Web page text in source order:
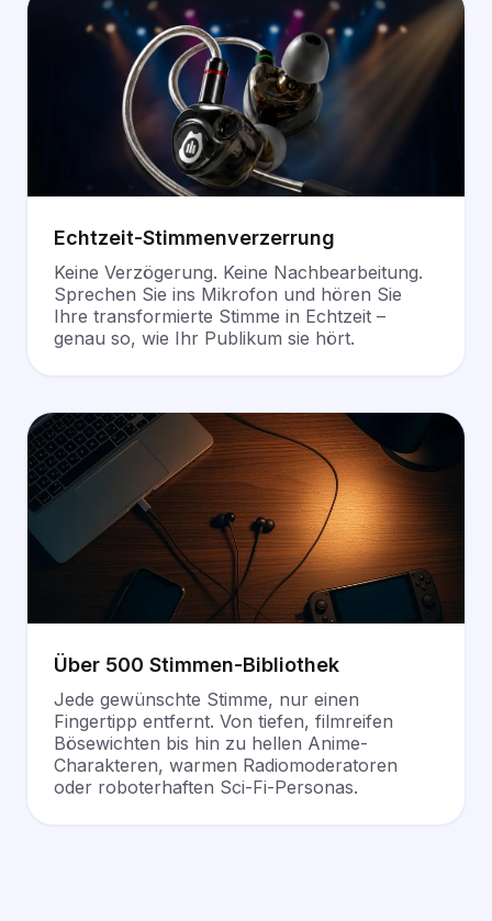
Echtzeit-Stimmenverzerrung
Keine Verzögerung. Keine Nachbearbeitung.
Sprechen Sie ins Mikrofon und hören Sie
Ihre transformierte Stimme in Echtzeit –
genau so, wie Ihr Publikum sie hört.
Über 500 Stimmen-Bibliothek
Jede gewünschte Stimme, nur einen
Fingertipp entfernt. Von tiefen, filmreifen
Bösewichten bis hin zu hellen Anime-
Charakteren, warmen Radiomoderatoren
oder roboterhaften Sci-Fi-Personas.